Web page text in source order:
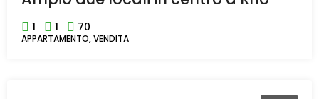
1 1 70
APPARTAMENTO, VENDITA